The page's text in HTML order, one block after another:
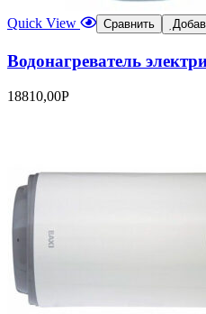
Quick View Сравнить
Водонагреватель
18810,00Р